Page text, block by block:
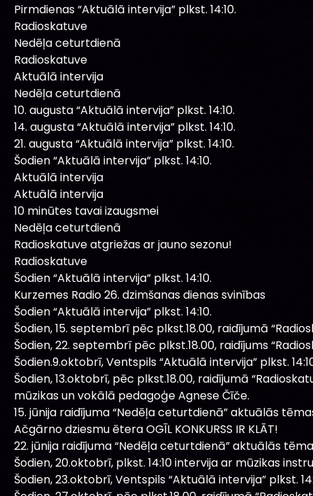
Pirmdienas “Aktuālā intervija” plkst. 14:10.
Radioskatuve
Nedēļa ceturtdienā
Radioskatuve
Aktuālā intervija
Nedēļa ceturtdienā
10. augusta “Aktuālā intervija” plkst. 14:10.
14. augusta “Aktuālā intervija” plkst. 14:10.
21. augusta “Aktuālā intervija” plkst. 14:10.
Šodien “Aktuālā intervija” plkst. 14:10.
Aktuālā intervija
Aktuālā intervija
10 minūtes tavai izaugsmei
Nedēļa ceturtdienā
Radioskatuve atgriežas ar jauno sezonu!
Radioskatuve
Šodien “Aktuālā intervija” plkst. 14:10.
Kurzemes Radio 26. dzimšanas dienas svinības
Šodien “Aktuālā intervija” plkst. 14:10.
Šodien, 15. septembrī pēc plkst.18.00, raidījumā
Šodien, 22. septembrī pēc plkst.18.00, raidījums
Šodien.9.oktobrī, Ventspils “Aktuālā intervija” plkst.
Šodien, 13.oktobrī, pēc plkst.18.00, raidījumā
mūzikas un vokālā pedagoģe Agnese Čīče.
15. jūnija raidījuma “Nedēļa ceturtdienā” aktuālās
Ačgārno dziesmu ētera OGĪL KONKURSS IR KLĀT!
22. jūnija raidījuma “Nedēļa ceturtdienā” aktuālās
Šodien, 20.oktobrī, plkst. 14:10 intervija ar mūzikas
Šodien, 23.oktobrī, Ventspils “Aktuālā intervija” plkst.